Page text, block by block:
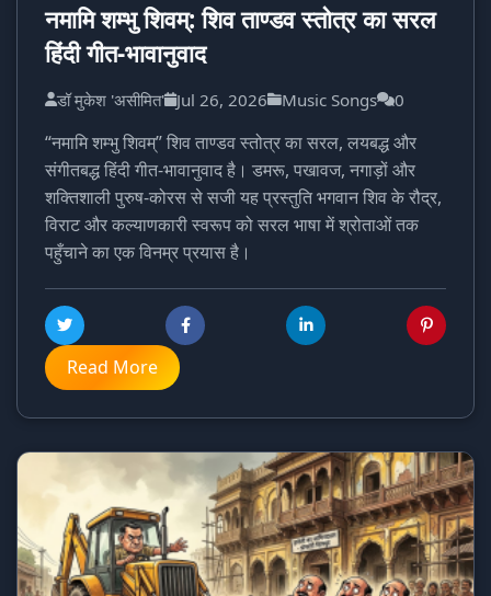
नमामि शम्भु शिवम्: शिव ताण्डव स्तोत्र का सरल
हिंदी गीत-भावानुवाद
डॉ मुकेश 'असीमित' Jul 26, 2026 Music Songs 0
“नमामि शम्भु शिवम्” शिव ताण्डव स्तोत्र का सरल, लयबद्ध और
संगीतबद्ध हिंदी गीत-भावानुवाद है। डमरू, पखावज, नगाड़ों और
शक्तिशाली पुरुष-कोरस से सजी यह प्रस्तुति भगवान शिव के रौद्र,
विराट और कल्याणकारी स्वरूप को सरल भाषा में श्रोताओं तक
पहुँचाने का एक विनम्र प्रयास है।
Read More